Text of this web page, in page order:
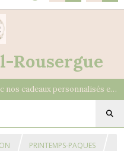
Rousergue
Offrez des souvenirs inoubliables avec nos cadeaux personnalisés et uniques
PRINTEMPS-PAQUES